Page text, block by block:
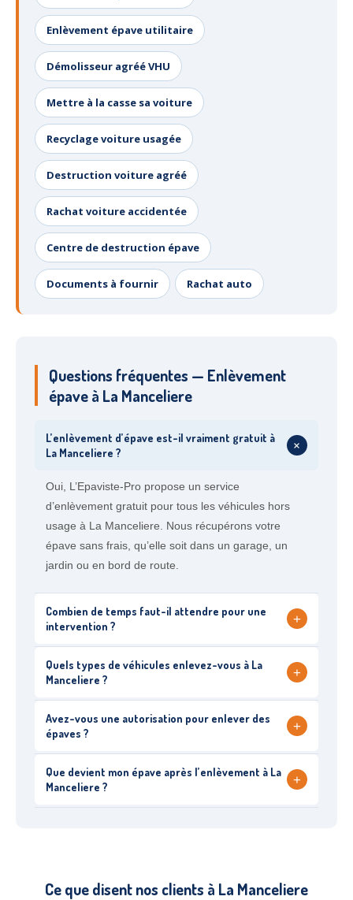
Enlèvement épave utilitaire
Démolisseur agréé VHU
Mettre à la casse sa voiture
Recyclage voiture usagée
Destruction voiture agréé
Rachat voiture accidentée
Centre de destruction épave
Documents à fournir Rachat auto
Questions fréquentes — Enlèvement
épave à La Manceliere
L’enlèvement d’épave est-il vraiment gratuit à
La Manceliere ?
+
Oui, L’Epaviste-Pro propose un service
d’enlèvement gratuit pour tous les véhicules hors
usage à La Manceliere. Nous récupérons votre
épave sans frais, qu’elle soit dans un garage, un
jardin ou en bord de route.
Combien de temps faut-il attendre pour une
intervention ?
+
Quels types de véhicules enlevez-vous à La
Manceliere ?
+
Avez-vous une autorisation pour enlever des
épaves ?
+
Que devient mon épave après l’enlèvement à La
Manceliere ?
+
Ce que disent nos clients à La Manceliere